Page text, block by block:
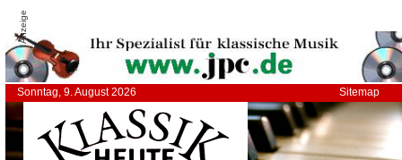
Anzeige
Sonntag, 9. August 2026 Sitemap